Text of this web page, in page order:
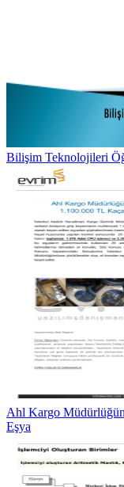
Bilişim Teknolojileri
Ahl Kargo
Eşya